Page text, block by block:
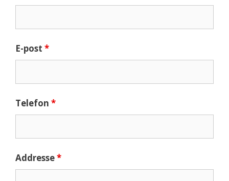
E-post *
Telefon *
Addresse*